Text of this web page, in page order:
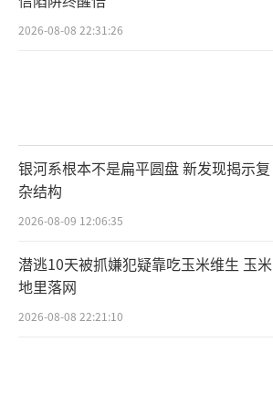
2026-08-08 22:31:26
银河系根本不是扁平圆盘 新发现揭示复
杂结构
2026-08-09 12:06:35
潜逃10天被抓嫌犯疑靠吃玉米维生 玉米
地里落网
2026-08-08 22:21:10